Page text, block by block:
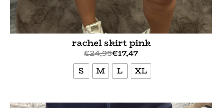
rachel skirt pink
€24,95€17,47
S
M L XL